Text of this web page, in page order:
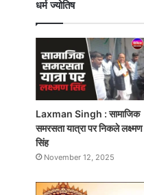
धर्म ज्योतिष
Laxman Singh : सामाजिक
समरसता यात्रा पर निकले लक्ष्मण
सिंह
November 12, 2025